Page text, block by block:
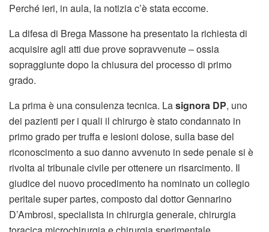
Perché ieri, in aula, la notizia c’è stata eccome.
La difesa di Brega Massone ha presentato la richiesta di
acquisire agli atti due prove sopravvenute – ossia
sopraggiunte dopo la chiusura del processo di primo
grado.
La prima è una consulenza tecnica. Lasignora DP, uno
dei pazienti per i quali il chirurgo è stato condannato in
primo grado per truffa e lesioni dolose, sulla base del
riconoscimento a suo danno avvenuto in sede penale si è
rivolta al tribunale civile per ottenere un risarcimento. Il
giudice del nuovo procedimento ha nominato un collegio
peritale super partes, composto dal dottor Gennarino
D’Ambrosi, specialista in chirurgia generale, chirurgia